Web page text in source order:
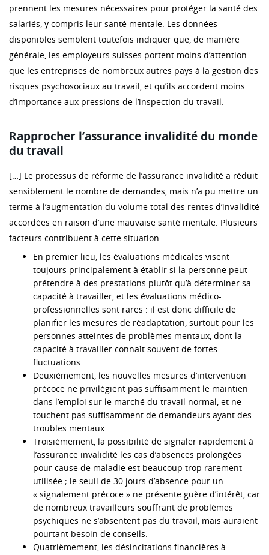
prennent les mesures nécessaires pour protéger la santé des
salariés, y compris leur santé mentale. Les données
disponibles semblent toutefois indiquer que, de manière
générale, les employeurs suisses portent moins d’attention
que les entreprises de nombreux autres pays à la gestion des
risques psychosociaux au travail, et qu’ils accordent moins
d’importance aux pressions de l’inspection du travail.
Rapprocher l’assurance invalidité du monde
du travail
[…] Le processus de réforme de l’assurance invalidité a réduit
sensiblement le nombre de demandes, mais n’a pu mettre un
terme à l’augmentation du volume total des rentes d’invalidité
accordées en raison d’une mauvaise santé mentale. Plusieurs
facteurs contribuent à cette situation.
En premier lieu, les évaluations médicales visent
toujours principalement à établir si la personne peut
prétendre à des prestations plutôt qu’à déterminer sa
capacité à travailler, et les évaluations médico-
professionnelles sont rares : il est donc difficile de
planifier les mesures de réadaptation, surtout pour les
personnes atteintes de problèmes mentaux, dont la
capacité à travailler connaît souvent de fortes
fluctuations.
Deuxièmement, les nouvelles mesures d’intervention
précoce ne privilégient pas suffisamment le maintien
dans l’emploi sur le marché du travail normal, et ne
touchent pas suffisamment de demandeurs ayant des
troubles mentaux.
Troisièmement, la possibilité de signaler rapidement à
l’assurance invalidité les cas d’absences prolongées
pour cause de maladie est beaucoup trop rarement
utilisée ; le seuil de 30 jours d’absence pour un
« signalement précoce » ne présente guère d’intérêt, car
de nombreux travailleurs souffrant de problèmes
psychiques ne s’absentent pas du travail, mais auraient
pourtant besoin de conseils.
Quatrièmement, les désincitations financières à